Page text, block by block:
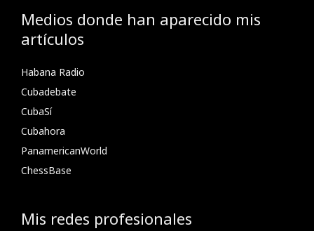
Medios donde han aparecido mis
artículos
Habana Radio
Cubadebate
CubaSí
Cubahora
PanamericanWorld
ChessBase
Mis redes profesionales